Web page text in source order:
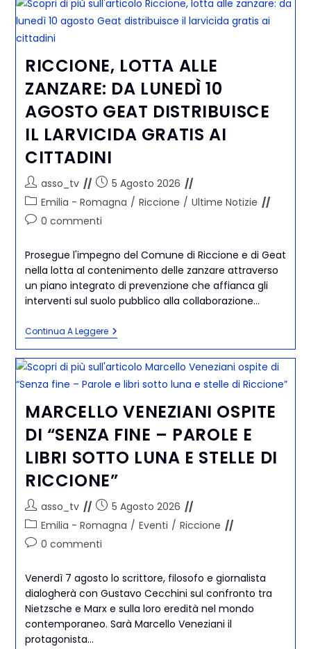
RICCIONE, LOTTA ALLE
ZANZARE: DA LUNEDÌ 10
AGOSTO GEAT DISTRIBUISCE
IL LARVICIDA GRATIS AI
CITTADINI
asso_tv
5 Agosto 2026
Emilia - Romagna / Riccione / Ultime Notizie
0 commenti
Prosegue l'impegno del Comune di Riccione e di Geat
nella lotta al contenimento delle zanzare attraverso
un piano integrato di prevenzione che affianca gli
interventi sul suolo pubblico alla collaborazione…
Continua A Leggere
MARCELLO VENEZIANI OSPITE
DI “SENZA FINE – PAROLE E
LIBRI SOTTO LUNA E STELLE DI
RICCIONE”
asso_tv
5 Agosto 2026
Emilia - Romagna / Eventi / Riccione
0 commenti
Venerdì 7 agosto lo scrittore, filosofo e giornalista
dialogherà con Gustavo Cecchini sul confronto tra
Nietzsche e Marx e sulla loro eredità nel mondo
contemporaneo. Sarà Marcello Veneziani il
protagonista…